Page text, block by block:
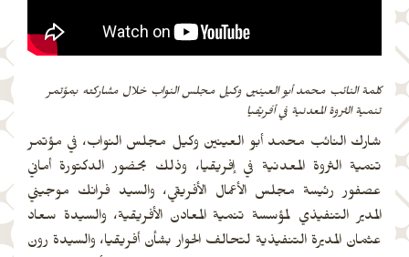
كلمة النائب محمد أبو العينين وكيل مجلس النواب خلال مشاركته بمؤتمر
تنمية الثروة المعدنية في أفريقيا
شارك النائب محمد أبو العينين وكيل مجلس النواب، في مؤتمر
تنمية الثروة المعدنية في إفريقيا، وذلك بحضور الدكتورة أماني
عصفور رئيسة مجلس الأعمال الأفريقي، والسيد فرانك موجيني
المدير التنفيذي لمؤسسة تنمية المعادن الأفريقية، والسيدة سعاد
عثمان المديرة التنفيذية لتحالف الحوار بشأن أفريقيا، والسيدة رون